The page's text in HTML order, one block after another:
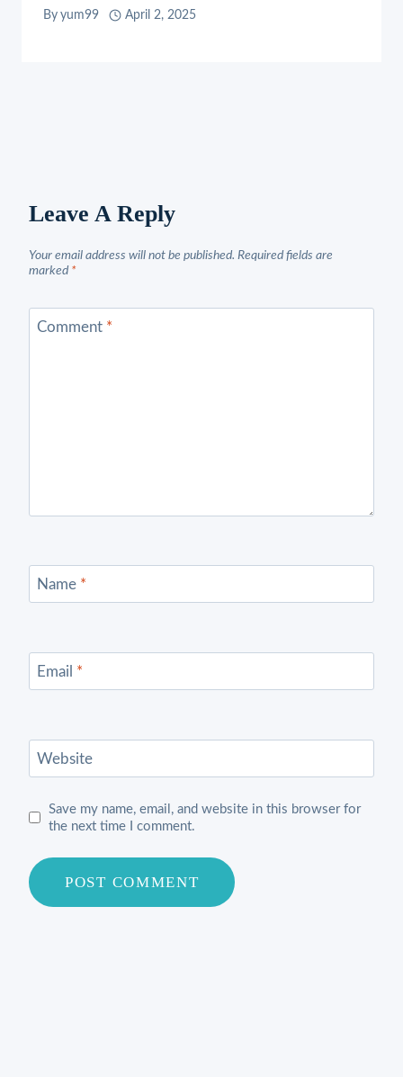
By yum99 April 2, 2025
Leave A Reply
Your email address will not be published. Required fields are
marked *
Comment *
Name *
Email *
Website
Save my name, email, and website in this browser for
the next time I comment.